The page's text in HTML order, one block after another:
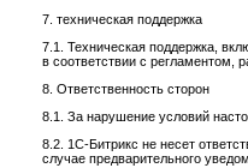
7. техническая поддержка
7.1. Техническая поддержка,
в соответствии с регламентом,
8. Ответственность сторон
8.1. За нарушение условий
8.2. 1С-Битрикс не несет
случае предварительного